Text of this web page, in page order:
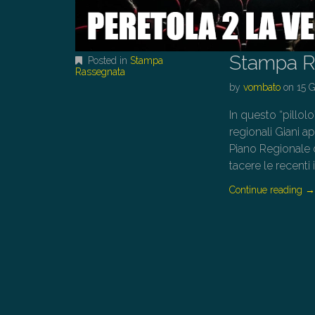
Posted in Stampa
Rassegnata
Stampa
byvombato on 15
In questo
regionali Giani
Piano Regionale
tacere le recenti
Continue reading →